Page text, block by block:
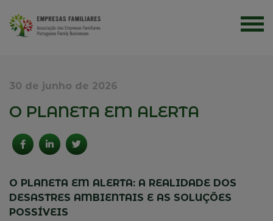
30 de junho de 2026
O PLANETA EM ALERTA
O PLANETA EM ALERTA: A REALIDADE DOS
DESASTRES AMBIENTAIS E AS SOLUÇÕES
POSSÍVEIS